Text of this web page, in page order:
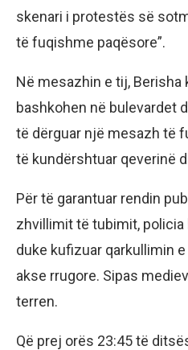
skenari i protestës së
të fuqishme paqësore”.
Në mesazhin e tij,
bashkohen në bulevardet
të dërguar një mesazh të
të kundërshtuar qeverinë
Për të garantuar rendin
zhvillimit të tubimit, policia
duke kufizuar qarkullimin
akse rrugore. Sipas
terren.
Që prej orës 23:45 të